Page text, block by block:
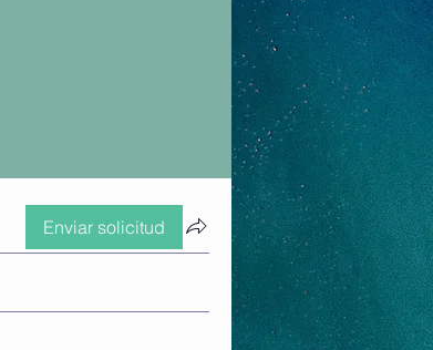
Enviar solicitud